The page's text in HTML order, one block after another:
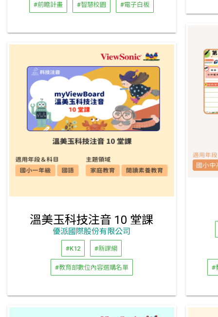
#前瞻計畫 #智慧校園 #電子白板
#
溫美玉科技注音 10 堂課
優派國際股份有限公司
#K12 #新課綱
#教育部數位內容選購名單